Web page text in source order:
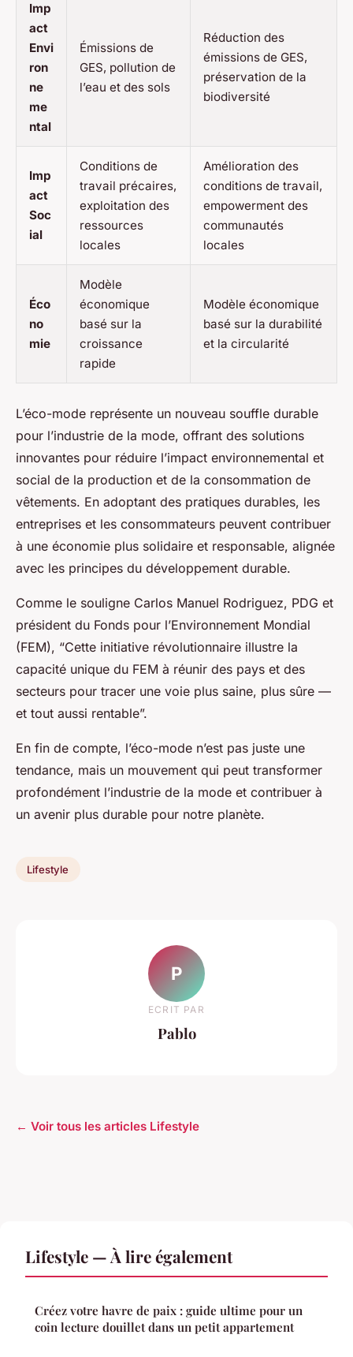
Imp
act
Envi
ron
ne
me
ntal
Émissions de
GES, pollution de
l’eau et des sols
Réduction des
émissions de GES,
préservation de la
biodiversité
Imp
act
Soc
ial
Conditions de
travail précaires,
exploitation des
ressources
locales
Amélioration des
conditions de travail,
empowerment des
communautés
locales
Éco
no
mie
Modèle
économique
basé sur la
croissance
rapide
Modèle économique
basé sur la durabilité
et la circularité
L’éco-mode représente un nouveau souffle durable
pour l’industrie de la mode, offrant des solutions
innovantes pour réduire l’impact environnemental et
social de la production et de la consommation de
vêtements. En adoptant des pratiques durables, les
entreprises et les consommateurs peuvent contribuer
à une économie plus solidaire et responsable, alignée
avec les principes du développement durable.
Comme le souligne Carlos Manuel Rodriguez, PDG et
président du Fonds pour l’Environnement Mondial
(FEM), “Cette initiative révolutionnaire illustre la
capacité unique du FEM à réunir des pays et des
secteurs pour tracer une voie plus saine, plus sûre —
et tout aussi rentable”.
En fin de compte, l’éco-mode n’est pas juste une
tendance, mais un mouvement qui peut transformer
profondément l’industrie de la mode et contribuer à
un avenir plus durable pour notre planète.
Lifestyle
P
ECRIT PAR
Pablo
← Voir tous les articles Lifestyle
Lifestyle — À lire également
Créez votre havre de paix : guide ultime pour un
coin lecture douillet dans un petit appartement